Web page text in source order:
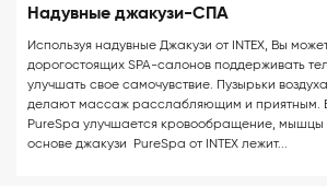
Надувные джакузи-СПА
Используя надувные Джакузи от INTEX, Вы
дорогостоящих SPA-салонов поддерживать
улучшать свое самочувствие. Пузырьки
делают массаж расслабляющим и приятным.
PureSpa улучшается кровообращение, мышцы
основе джакузи PureSpa от INTEX лежит...